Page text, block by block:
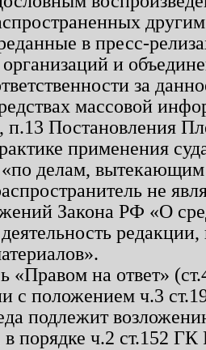
в пресс-
и
за
массовой
п.13 Постановления
применения
делам, вытекающим
не
Закона РФ «О
«Правом на ответ»
с положением ч.3
подлежит
порядке ч.2 ст.152